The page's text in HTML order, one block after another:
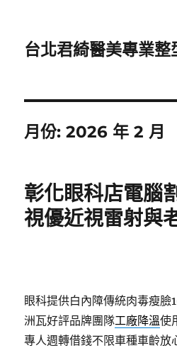
台北君綺醫美專業整
月份:2026 年 2 月
彰化眼科店電腦
視優近視雷射與
眼科提供白內障傳統肉毒瘦
洲瓦好評品牌團隊工廠降溫使
專人週轉借錢不限車種車齡放